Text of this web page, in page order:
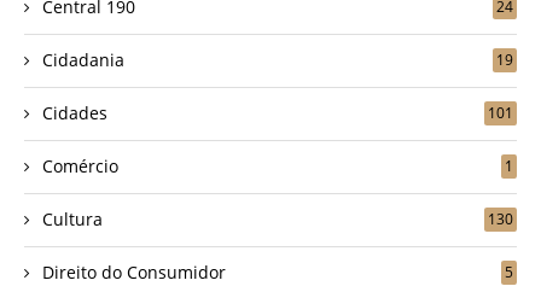
Central 190 24
Cidadania 19
Cidades 101
Comércio 1
Cultura 130
Direito do Consumidor 5